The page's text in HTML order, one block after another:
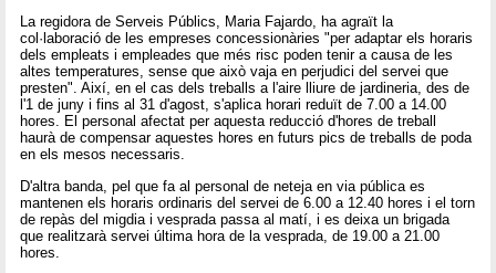
La regidora de Serveis Públics, Maria Fajardo, ha agraït la
col·laboració de les empreses concessionàries "per adaptar els horaris
dels empleats i empleades que més risc poden tenir a causa de les
altes temperatures, sense que això vaja en perjudici del servei que
presten". Així, en el cas dels treballs a l'aire lliure de jardineria, des de
l'1 de juny i fins al 31 d'agost, s'aplica horari reduït de 7.00 a 14.00
hores. El personal afectat per aquesta reducció d'hores de treball
haurà de compensar aquestes hores en futurs pics de treballs de poda
en els mesos necessaris.
D'altra banda, pel que fa al personal de neteja en via pública es
mantenen els horaris ordinaris del servei de 6.00 a 12.40 hores i el torn
de repàs del migdia i vesprada passa al matí, i es deixa un brigada
que realitzarà servei última hora de la vesprada, de 19.00 a 21.00
hores.